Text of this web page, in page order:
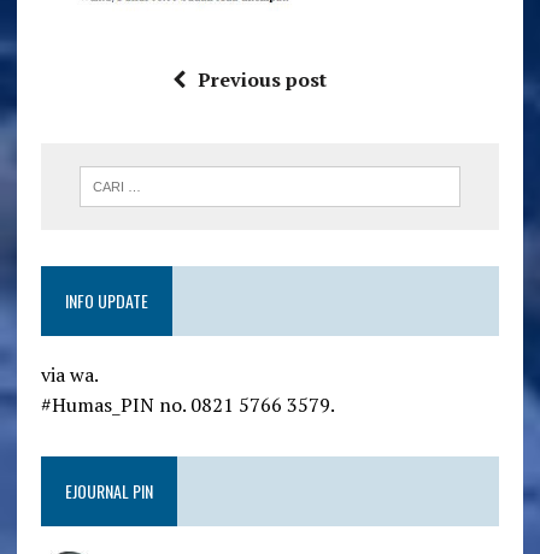
Previous post
INFO UPDATE
via wa.
#Humas_PIN no. 0821 5766 3579.
EJOURNAL PIN